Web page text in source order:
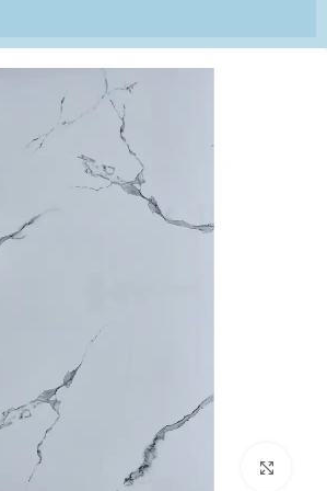
برای بزرگنمایی کلیک کنید